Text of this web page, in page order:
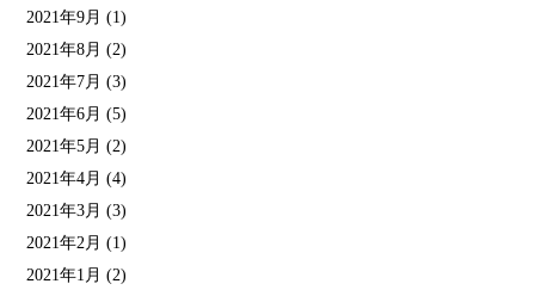
2021年9月 (1)
2021年8月 (2)
2021年7月 (3)
2021年6月 (5)
2021年5月 (2)
2021年4月 (4)
2021年3月 (3)
2021年2月 (1)
2021年1月 (2)